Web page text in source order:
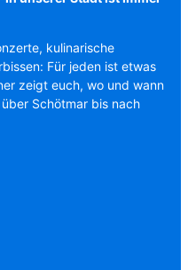
kulinarische
Für jeden ist etwas
zeigt euch, wo und wann
Schötmar bis nach